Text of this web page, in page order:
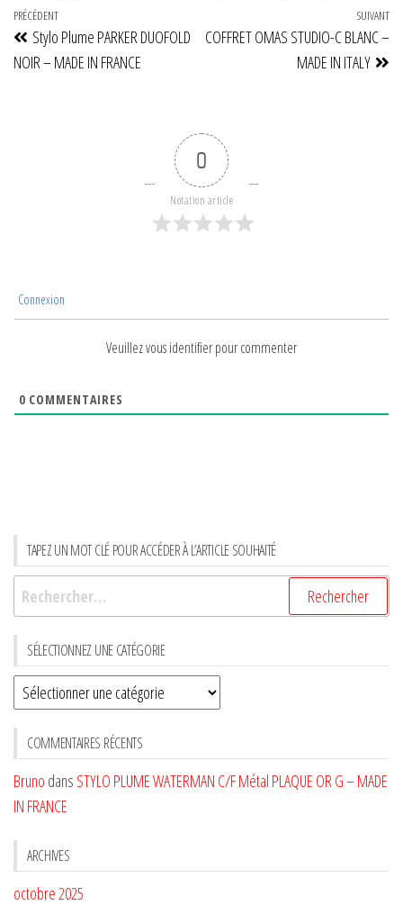
Navigation
de
l’article
Article
précédent
PRÉCÉDENT
Stylo Plume PARKER DUOFOLD
NOIR – MADE IN FRANCE
SUIVANT
COFFRET OMAS STUDIO-C BLANC –
MADE IN ITALY
0
Notation article
Connexion
Veuillez vous identifier pour commenter
0 COMMENTAIRES
TAPEZ UN MOT CLÉ POUR ACCÉDER À L’ARTICLE SOUHAITÉ
Rechercher :
SÉLECTIONNEZ UNE CATÉGORIE
Sélectionnez
une
CATÉGORIE
COMMENTAIRES RÉCENTS
Bruno dans STYLO PLUME WATERMAN C/F Métal PLAQUE OR G – MADE
IN FRANCE
ARCHIVES
octobre 2025